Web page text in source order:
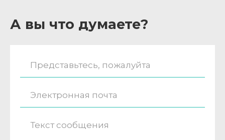
А вы что думаете?